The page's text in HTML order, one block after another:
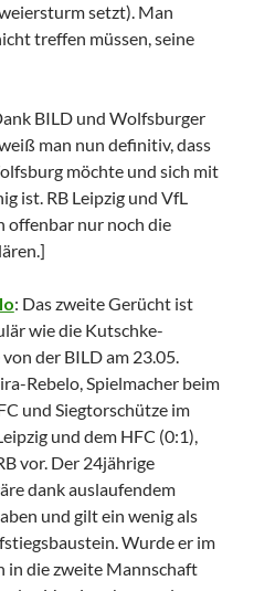
setzt). Man
treffen müssen, seine
BILD und Wolfsburger
man nun definitiv, dass
möchte und sich mit
ist. RB Leipzig und VfL
offenbar nur noch die
: Das zweite Gerücht ist
wie die Kutschke-
der BILD am 23.05.
Rebelo, Spielmacher beim
und Siegtorschütze im
und dem HFC (0:1),
vor. Der 24jährige
dank auslaufendem
und gilt ein wenig als
Wurde er im
in die zweite Mannschaft